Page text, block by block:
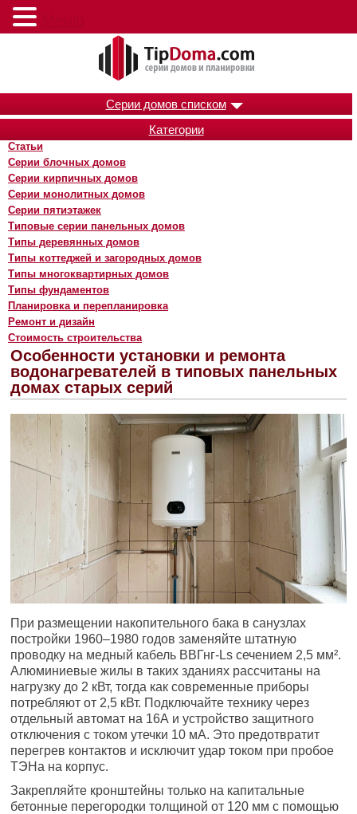
Серии домов списком
Категории
Статьи
Серии блочных домов
Серии кирпичных домов
Серии монолитных домов
Серии пятиэтажек
Типовые серии панельных домов
Типы деревянных домов
Типы коттеджей и загородных домов
Типы многоквартирных домов
Типы фундаментов
Планировка и перепланировка
Ремонт и дизайн
Стоимость строительства
Особенности установки и ремонта
водонагревателей в типовых панельных
домах старых серий
При размещении накопительного бака в санузлах
постройки 1960–1980 годов заменяйте штатную
проводку на медный кабель ВВГнг-Ls сечением 2,5 мм².
Алюминиевые жилы в таких зданиях рассчитаны на
нагрузку до 2 кВт, тогда как современные приборы
потребляют от 2,5 кВт. Подключайте технику через
отдельный автомат на 16А и устройство защитного
отключения с током утечки 10 мА. Это предотвратит
перегрев контактов и исключит удар током при пробое
ТЭНа на корпус.
Закрепляйте кронштейны только на капитальные
бетонные перегородки толщиной от 120 мм с помощью